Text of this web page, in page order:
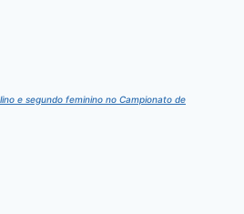
e segundo feminino no Campionato de